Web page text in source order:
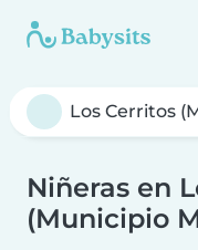
Niñeras en
(Municipio